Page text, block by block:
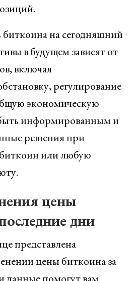
биткоина на сегодняшний
в будущем зависят от
включая
регулирование
экономическую
информированным и
решения при
или любую
цены
дни
представлена
цены биткоина за